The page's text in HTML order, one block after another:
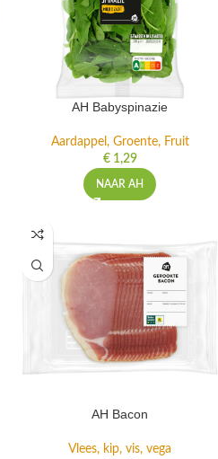
AH Babyspinazie
Aardappel, Groente, Fruit
€1,29
NAAR AH
AH Bacon
Vlees, kip, vis, vega